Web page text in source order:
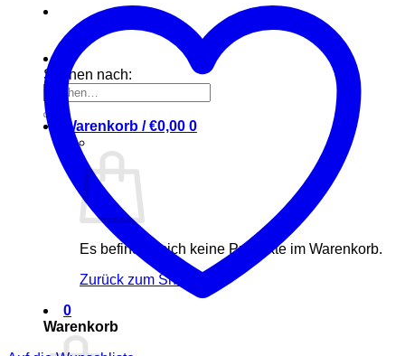
Suchen nach:
Warenkorb /€0,00 0
Es befinden sich keine Produkte im Warenkorb.
Zurück zum Shop
0
Warenkorb